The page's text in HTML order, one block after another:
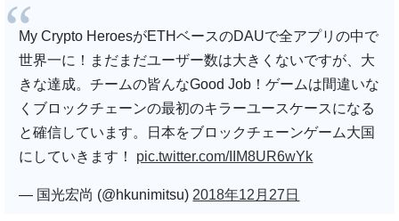
My Crypto HeroesがETHベースのDAUで全アプリの中で
世界一に！まだまだユーザー数は大きくないですが、大
きな達成。チームの皆んなGood Job！ゲームは間違いな
くブロックチェーンの最初のキラーユースケースになる
と確信しています。日本をブロックチェーンゲーム大国
にしていきます！ pic.twitter.com/IIM8UR6wYk
— 国光宏尚 (@hkunimitsu) 2018年12月27日